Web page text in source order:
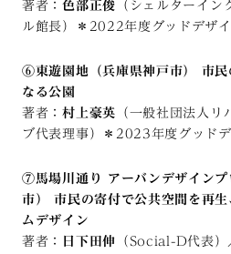
著者：色部正俊 （シェルターイ
ル館長）＊2022年度グッドデザ
⑥東遊園地（兵庫県神戸市） 市民
なる公園
著者：村上豪英 （一般社団法人リ
ブ代表理事）＊2023年度グッド
⑦馬場川通り アーバンデザインプ
市） 市民の寄付で公共空間を再
ムデザイン
著者：
日下田伸 （Social-D代表）